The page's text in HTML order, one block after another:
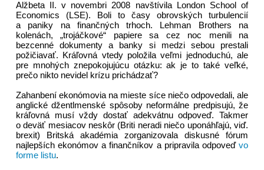
Alžbeta II. v novembri 2008 navštívila London School of
Economics (LSE). Boli to časy obrovských turbulencií
a paniky na finančných trhoch. Lehman Brothers na
kolenách, „trojáčkové“ papiere sa cez noc menili na
bezcenné dokumenty a banky si medzi sebou prestali
požičiavať. Kráľovná vtedy položila veľmi jednoduchú, ale
pre mnohých znepokojujúcu otázku: ak je to také veľké,
prečo nikto nevidel krízu prichádzať?
Zahanbení ekonómovia na mieste síce niečo odpovedali, ale
anglické džentlmenské spôsoby neformálne predpisujú, že
kráľovná musí vždy dostať adekvátnu odpoveď. Takmer
o deväť mesiacov neskôr (Briti neradi niečo uponáhľajú, viď.
brexit) Britská akadémia zorganizovala diskusné fórum
najlepších ekonómov a finančníkov a pripravila odpoveďvo
forme listu.